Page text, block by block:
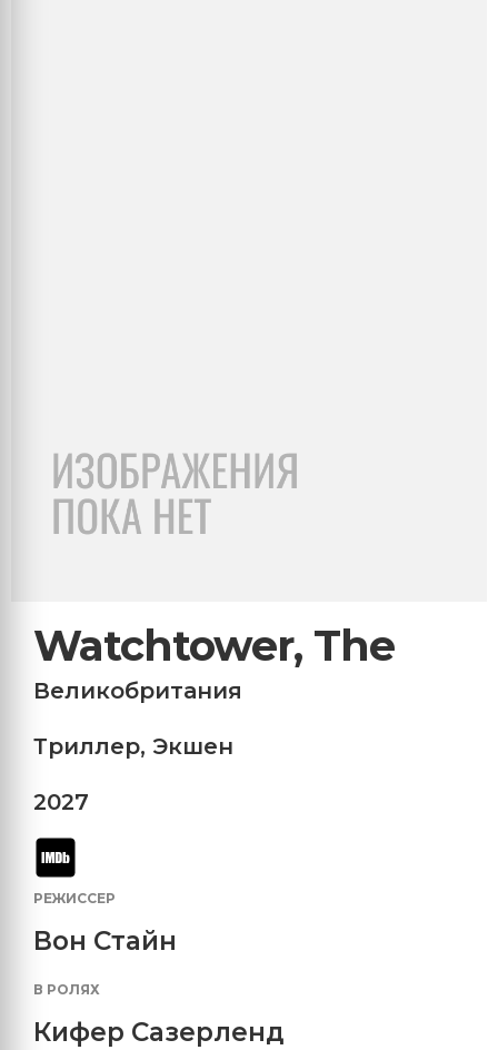
Watchtower, The
Великобритания
Триллер, Экшен
2027
РЕЖИССЕР
Вон Стайн
В РОЛЯХ
Кифер Сазерленд